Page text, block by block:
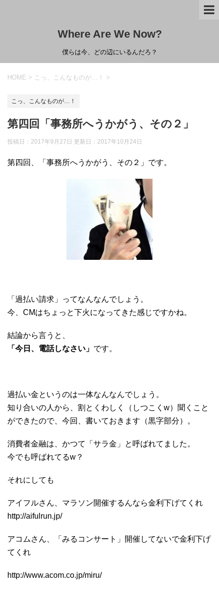
Where Are We Now?
僕らは今、どの辺にいるんだろ？
HOME > こっ、こんなものが…！ >
こっ、こんなものが…！
第四回「事務所へうかがう、その２」
投稿日：2017年9月27日 更新日： 2017年10月24日
第四回、「事務所へうかがう、その２」です。
「過払い請求」ってなんなんでしょう。
今、CMはちょっと下火になってきた感じですかね。
結論から言うと、
「今日、電話しなさい」 です。
過払い金というのは一体なんなんでしょう。
知り合いの人から、割とくわしく（しつこくw）聞くこと
ができたので、今回、書いておきます（黒字部分）。
消費者金融は、かつて「サラ金」と呼ばれてました。
今でも呼ばれてるw？
それにしても
アイフルさん、マラソン開催するんなら金利下げてくれ
http://aifulrun.jp/
アコムさん、「みるコンサート」開催してないで金利下げ
てくれ
http://www.acom.co.jp/miru/